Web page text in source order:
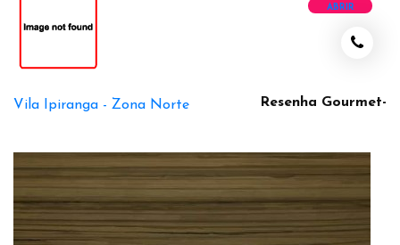
ABRIR
Resenha Gourmet-
Vila Ipiranga - Zona Norte